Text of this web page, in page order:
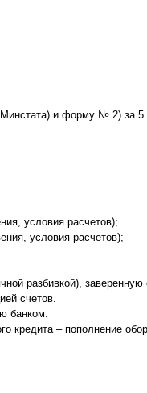
и форму № 2) за 5
условия расчетов);
условия расчетов);
разбивкой),
счетов.
банком.
кредита – пополнение